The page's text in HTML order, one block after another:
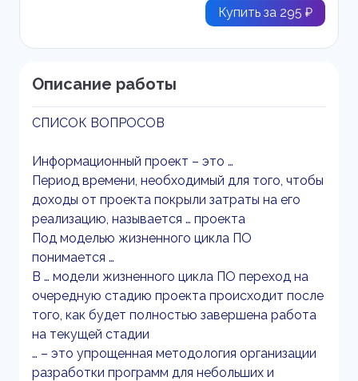
Купить за 295 ₽
Описание работы
СПИСОК ВОПРОСОВ
Информационный проект – это …
Период времени, необходимый для того, чтобы
доходы от проекта покрыли затраты на его
реализацию, называется … проекта
Под моделью жизненного цикла ПО
понимается …
В … модели жизненного цикла ПО переход на
очередную стадию проекта происходит после
того, как будет полностью завершена работа
на текущей стадии
… – это упрощенная методология организации
разработки программ для небольших и